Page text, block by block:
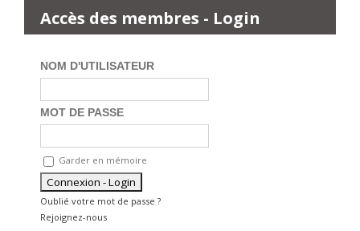
Accès des membres - Login
NOM D'UTILISATEUR
MOT DE PASSE
Garder en mémoire
Oublié votre mot de passe ?
Rejoignez-nous